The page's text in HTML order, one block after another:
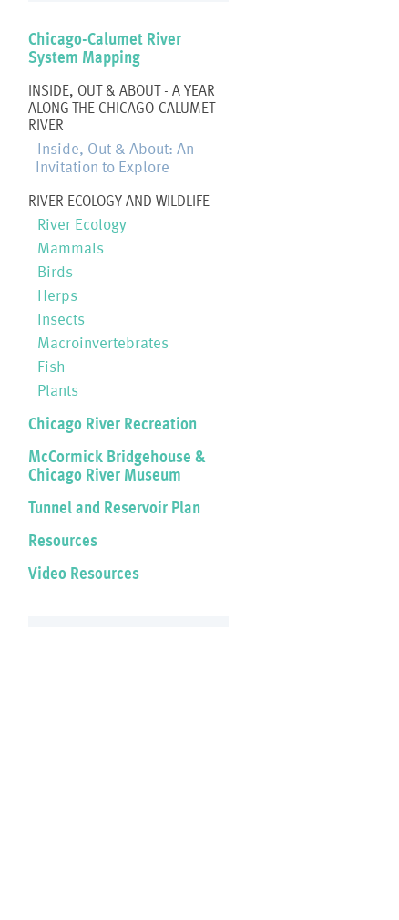
Chicago-Calumet River
System Mapping
INSIDE, OUT & ABOUT - A YEAR
ALONG THE CHICAGO-CALUMET
RIVER
Inside, Out & About: An
Invitation to Explore
RIVER ECOLOGY AND WILDLIFE
River Ecology
Mammals
Birds
Herps
Insects
Macroinvertebrates
Fish
Plants
Chicago River Recreation
McCormick Bridgehouse &
Chicago River Museum
Tunnel and Reservoir Plan
Resources
Video Resources